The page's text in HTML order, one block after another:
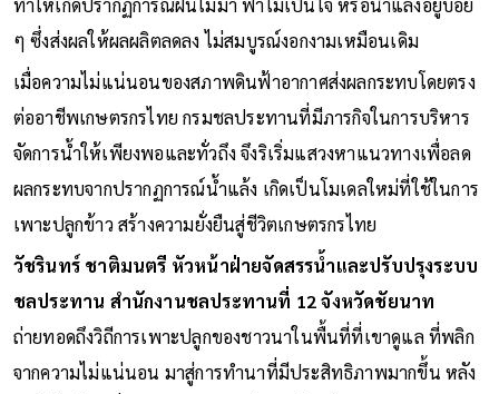
ทำให้เกิดปรากฏการณ์ฝนไม่มา ฟ้าไม่เป็นใจ หรือน้ำแล้งอยู่บ่อย
ๆ ซึ่งส่งผลให้ผลผลิตลดลง ไม่สมบูรณ์งอกงามเหมือนเดิม
เมื่อความไม่แน่นอนของสภาพดินฟ้าอากาศส่งผลกระทบโดยตรง
ต่ออาชีพเกษตรกรไทย กรมชลประทานที่มีภารกิจในการบริหาร
จัดการน้ำให้เพียงพอและทั่วถึง จึงริเริ่มแสวงหาแนวทางเพื่อลด
ผลกระทบจากปรากฏการณ์น้ำแล้ง เกิดเป็นโมเดลใหม่ที่ใช้ในการ
เพาะปลูกข้าว สร้างความยั่งยืนสู่ชีวิตเกษตรกรไทย
วัชรินทร์ ชาติมนตรี หัวหน้าฝ่ายจัดสรรน้ำและปรับปรุงระบบ
ชลประทาน สำนักงานชลประทานที่ 12 จังหวัดชัยนาท
ถ่ายทอดถึงวิถีการเพาะปลูกของชาวนาในพื้นที่ที่เขาดูแล ที่พลิก
จากความไม่แน่นอน มาสู่การทำนาที่มีประสิทธิภาพมากขึ้น หลัง